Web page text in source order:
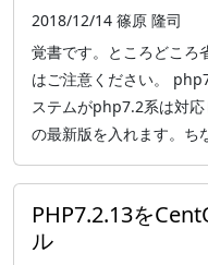
2018/12/14 篠原 隆司
覚書です。ところどころ
はご注意ください。
ステムがphp7.2系は対
の最新版を入れます。
PHP7.2.13を
ル